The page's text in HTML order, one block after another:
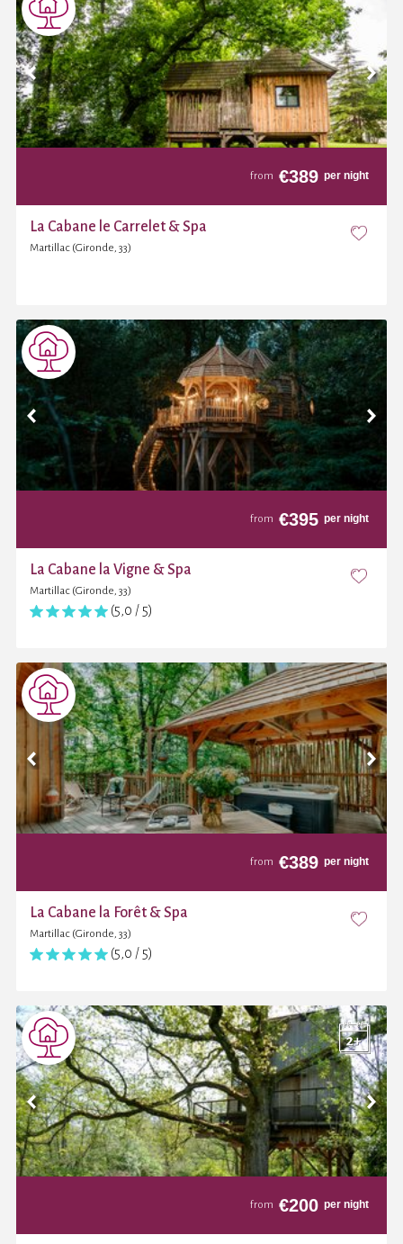
from €389 per night
La Cabane le Carrelet & Spa
Martillac (Gironde, 33)
from €395 per night
La Cabane la Vigne & Spa
Martillac (Gironde, 33)
(5,0 / 5)
from €389 per night
La Cabane la Forêt & Spa
Martillac (Gironde, 33)
(5,0 / 5)
from €200 per night